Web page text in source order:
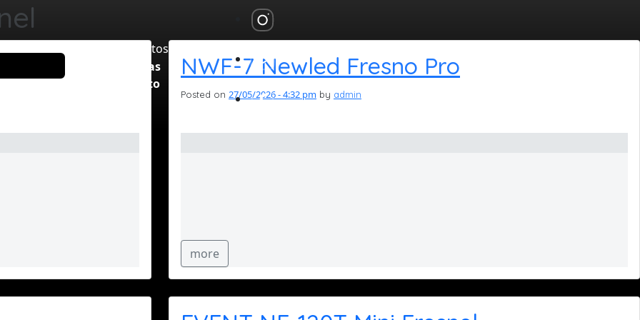
Produtos ▼
Notícias
Contato
NWF-7 Newled Fresno Pro
Posted on 27/05/2026 - 4:32 pm by admin
more